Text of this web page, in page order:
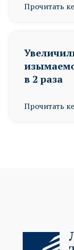
Прочитать
в 2 раза
Прочитать